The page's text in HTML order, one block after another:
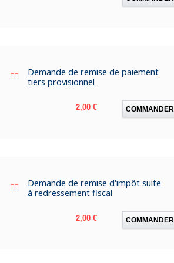
Demande de remise de paiement
tiers provisionnel
Prix
2,00 € COMMANDER
Demande de remise d'impôt suite
à redressement fiscal
Prix
2,00 € COMMANDER